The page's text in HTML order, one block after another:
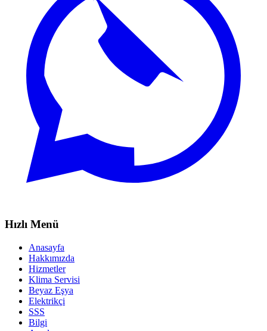
Hızlı Menü
Anasayfa
Hakkımızda
Hizmetler
Klima Servisi
Beyaz Eşya
Elektrikçi
SSS
Bilgi